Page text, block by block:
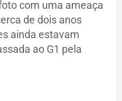
com uma ameaça
de dois anos
ainda estavam
ao G1 pela